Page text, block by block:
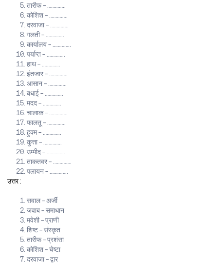
तारीफ – …………..
कोशिश – …………..
दरवाजा – …………..
गलती – …………..
कार्यालय – …………..
पर्याप्त – …………..
हाथ – …………..
इंतजार – …………..
आसान – …………..
बधाई – …………..
मदद – …………..
चालाक – …………..
फालतू – …………..
हुक्म – …………..
कुत्ता – …………..
उम्मीद – …………..
ताकतवर – …………..
पलायन – …………..
उत्तर :
सवाल – अर्जी
जवाब – समाधान
मवेशी – प्राणी
शिष्ट – संस्कृत
तारीफ – प्रशंसा
कोशिश – चेष्टा
दरवाजा – द्वार